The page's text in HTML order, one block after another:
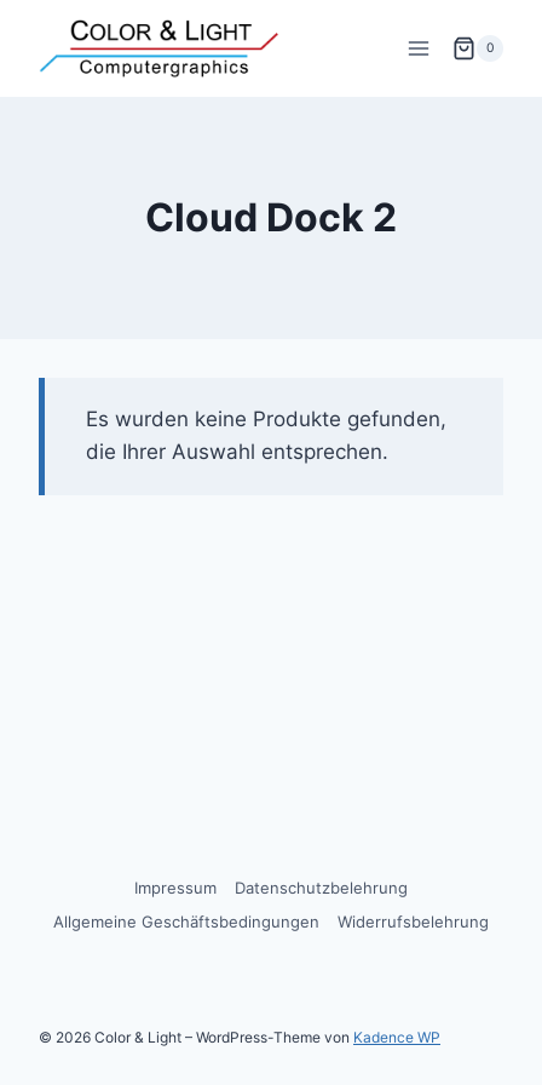
springen
0
Cloud Dock 2
Es wurden keine Produkte gefunden,
die Ihrer Auswahl entsprechen.
Impressum
Datenschutzbelehrung
Allgemeine Geschäftsbedingungen
Widerrufsbelehrung
© 2026 Color & Light – WordPress-Theme von Kadence WP